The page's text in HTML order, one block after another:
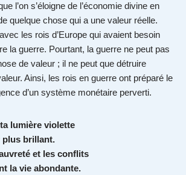
l’on s’éloigne de l’économie divine en
quelque chose qui a une valeur réelle.
les rois d’Europe qui avaient besoin
la guerre. Pourtant, la guerre ne peut pas
de valeur ; il ne peut que détruire
Ainsi, les rois en guerre ont préparé le
d’un système monétaire perverti.
lumière violette
plus brillant.
et les conflits
la vie abondante.